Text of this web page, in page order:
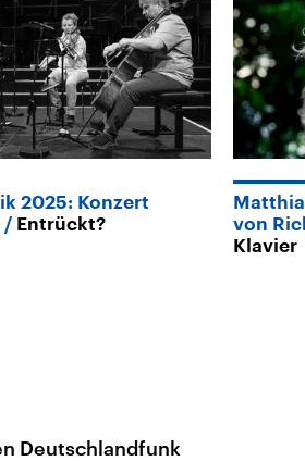
2025: Konzert
Entrückt?
von
Klavier
Deutschlandfunk